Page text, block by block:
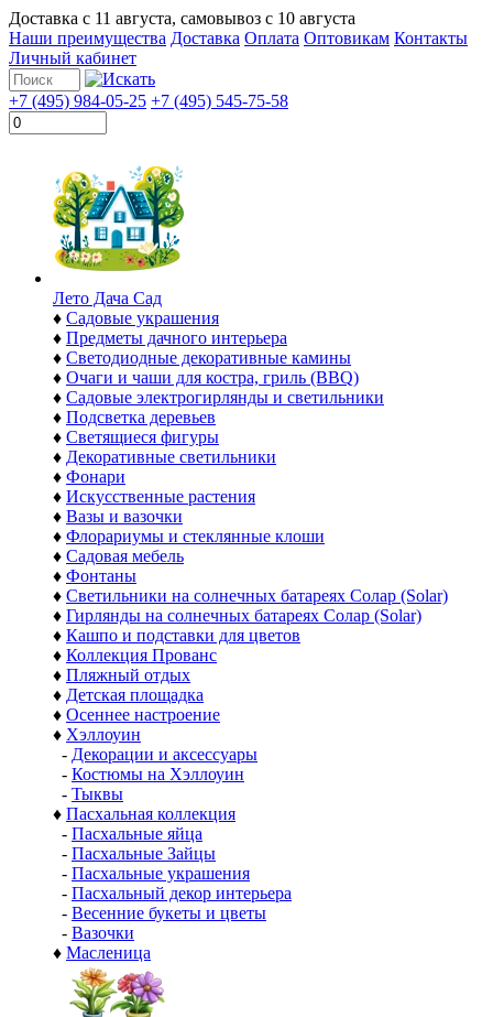
Доставка с 11 августа, самовывоз с 10 августа
Наши преимущества Доставка Оплата Оптовикам Контакты
Личный кабинет
+7 (495) 984-05-25 +7 (495) 545-75-58
Лето Дача Сад
♦ Садовые украшения
♦ Предметы дачного интерьера
♦ Светодиодные декоративные камины
♦ Очаги и чаши для костра, гриль (BBQ)
♦ Садовые электрогирлянды и светильники
♦ Подсветка деревьев
♦ Светящиеся фигуры
♦ Декоративные светильники
♦ Фонари
♦ Искусственные растения
♦ Вазы и вазочки
♦ Флорариумы и стеклянные клоши
♦ Садовая мебель
♦ Фонтаны
♦ Светильники на солнечных батареях Солар (Solar)
♦ Гирлянды на солнечных батареях Солар (Solar)
♦ Кашпо и подставки для цветов
♦ Коллекция Прованс
♦ Пляжный отдых
♦ Детская площадка
♦ Осеннее настроение
♦ Хэллоуин
- Декорации и аксессуары
- Костюмы на Хэллоуин
- Тыквы
♦ Пасхальная коллекция
- Пасхальные яйца
- Пасхальные Зайцы
- Пасхальные украшения
- Пасхальный декор интерьера
- Весенние букеты и цветы
- Вазочки
♦ Масленица